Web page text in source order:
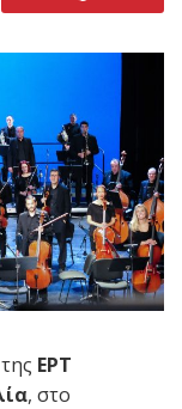
της ΕΡΤ
, στο